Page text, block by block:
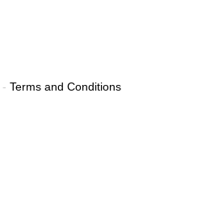
- Terms and Conditions